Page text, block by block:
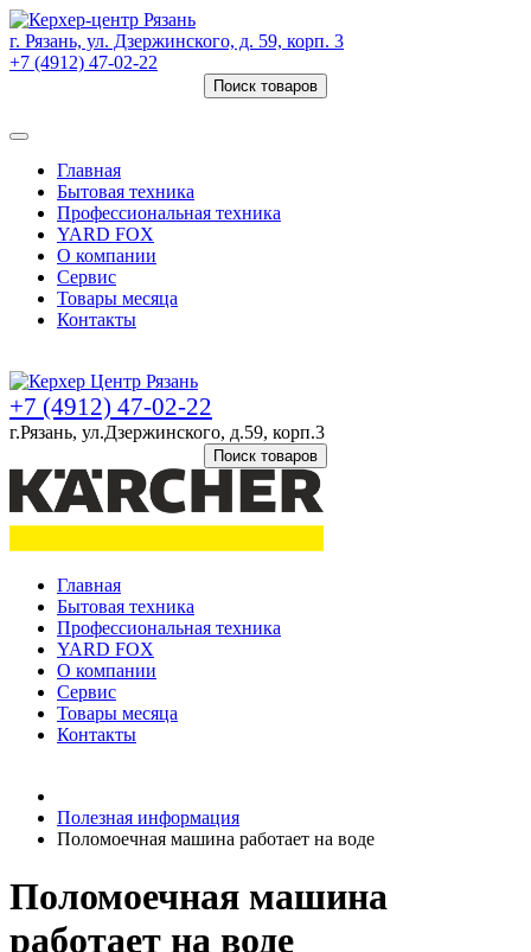
г. Рязань, ул. Дзержинского, д. 59, корп. 3
+7 (4912) 47-02-22
Поиск товаров
Главная
Бытовая техника
Профессиональная техника
YARD FOX
О компании
Сервис
Товары месяца
Контакты
+7 (4912) 47-02-22
г.Рязань, ул.Дзержинского, д.59, корп.3
Поиск товаров
Главная
Бытовая техника
Профессиональная техника
YARD FOX
О компании
Сервис
Товары месяца
Контакты
Полезная информация
Поломоечная машина работает на воде
Поломоечная машина
работает на воде